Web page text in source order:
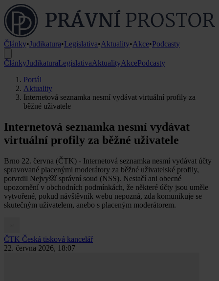
Články•Judikatura•Legislativa•Aktuality•Akce•Podcasty
ČlánkyJudikaturaLegislativaAktualityAkcePodcasty
Portál
Aktuality
Internetová seznamka nesmí vydávat virtuální profily za
běžné uživatele
Internetová seznamka nesmí vydávat
virtuální profily za běžné uživatele
Brno 22. června (ČTK) - Internetová seznamka nesmí vydávat účty
spravované placenými moderátory za běžné uživatelské profily,
potvrdil Nejvyšší správní soud (NSS). Nestačí ani obecné
upozornění v obchodních podmínkách, že některé účty jsou uměle
vytvořené, pokud návštěvník webu nepozná, zda komunikuje se
skutečným uživatelem, anebo s placeným moderátorem.
ČTK Česká tisková kancelář
22. června 2026, 18:07